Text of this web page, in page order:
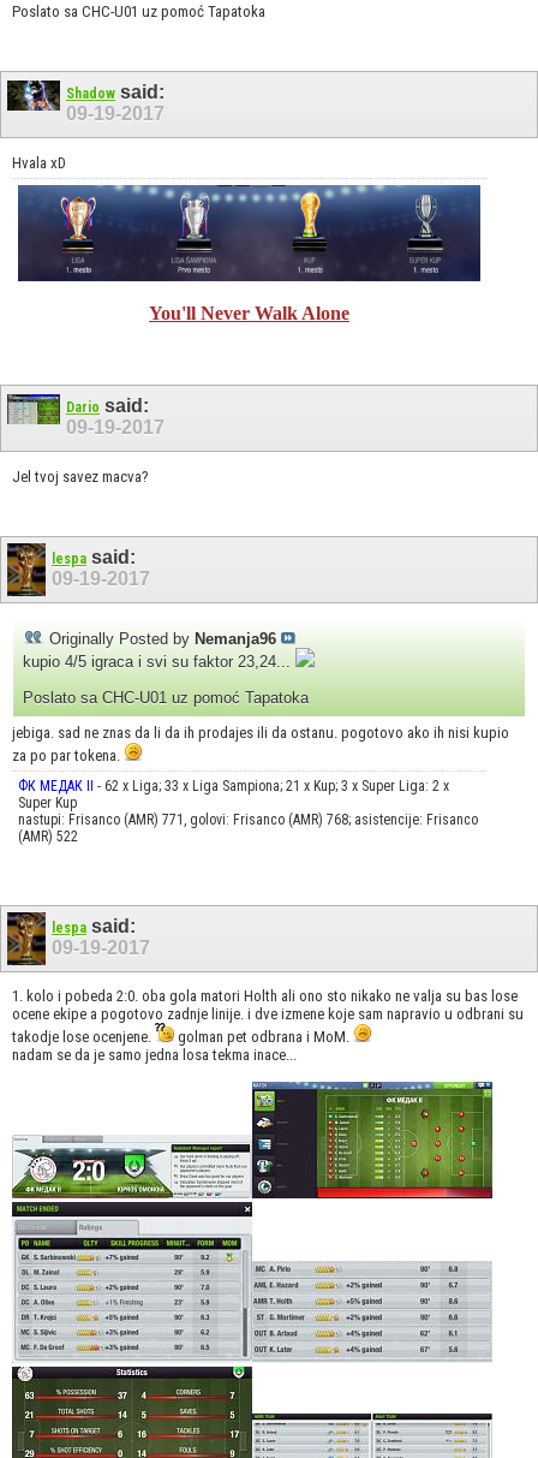
Poslato sa CHC-U01 uz pomoć Tapatoka
Shadow said:
09-19-2017
Hvala xD
You'll Never Walk Alone
Dario said:
09-19-2017
Jel tvoj savez macva?
lespasaid:
09-19-2017
Originally Posted by Nemanja96
kupio 4/5 igraca i svi su faktor 23,24...
Poslato sa CHC-U01 uz pomoć Tapatoka
jebiga. sad ne znas da li da ih prodajes ili da ostanu. pogotovo ako ih nisi kupio
za po par tokena.
ФК МЕДАК II - 62 x Liga; 33 x Liga Sampiona; 21 x Kup; 3 x Super Liga: 2 x
Super Kup
nastupi: Frisanco (AMR) 771, golovi: Frisanco (AMR) 768; asistencije: Frisanco
(AMR) 522
lespasaid:
09-19-2017
1. kolo i pobeda 2:0. oba gola matori Holth ali ono sto nikako ne valja su bas lose
ocene ekipe a pogotovo zadnje linije. i dve izmene koje sam napravio u odbrani su
takodje lose ocenjene.
golman pet odbrana i MoM.
nadam se da je samo jedna losa tekma inace...